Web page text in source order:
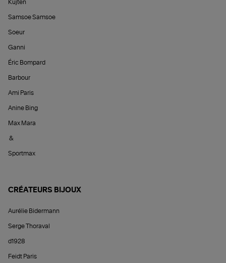
Kujten
Samsoe Samsoe
Soeur
Ganni
Éric Bompard
Barbour
Ami Paris
Anine Bing
Max Mara
&
Sportmax
CRÉATEURS BIJOUX
Aurélie Bidermann
Serge Thoraval
d1928
Feidt Paris